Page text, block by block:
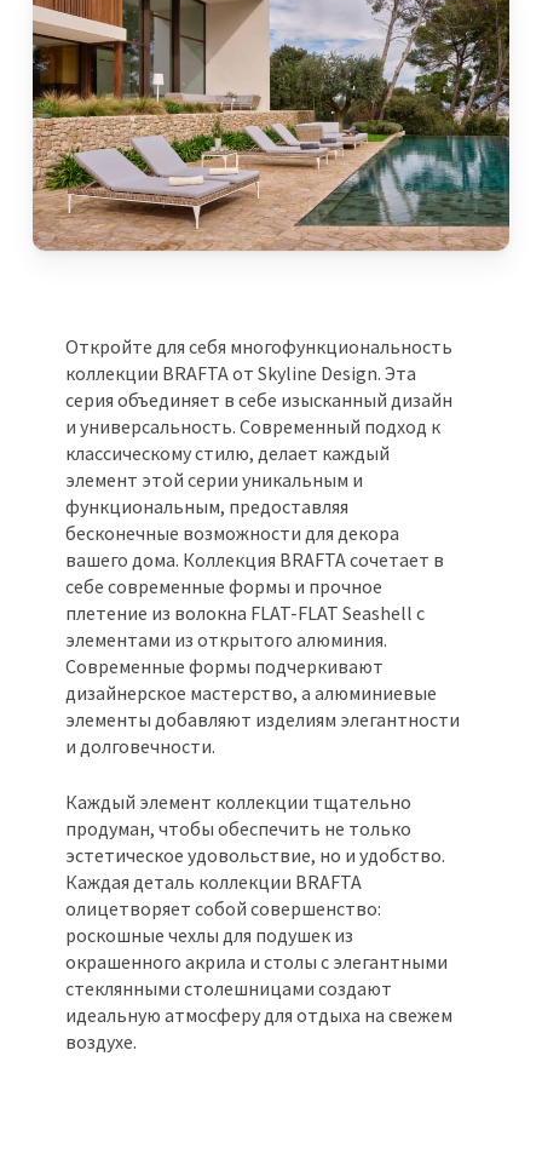
Откройте для себя многофункциональность
коллекции BRAFTA от Skyline Design. Эта
серия объединяет в себе изысканный дизайн
и универсальность. Современный подход к
классическому стилю, делает каждый
элемент этой серии уникальным и
функциональным, предоставляя
бесконечные возможности для декора
вашего дома. Коллекция BRAFTA сочетает в
себе современные формы и прочное
плетение из волокна FLAT-FLAT Seashell с
элементами из открытого алюминия.
Современные формы подчеркивают
дизайнерское мастерство, а алюминиевые
элементы добавляют изделиям элегантности
и долговечности.
Каждый элемент коллекции тщательно
продуман, чтобы обеспечить не только
эстетическое удовольствие, но и удобство.
Каждая деталь коллекции BRAFTA
олицетворяет собой совершенство:
роскошные чехлы для подушек из
окрашенного акрила и столы с элегантными
стеклянными столешницами создают
идеальную атмосферу для отдыха на свежем
воздухе.